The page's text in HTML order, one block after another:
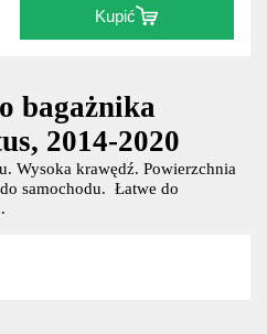
bagażnika
2014-2020
Wysoka krawędź. Powierzchnia
samochodu. Łatwe do
Kupić